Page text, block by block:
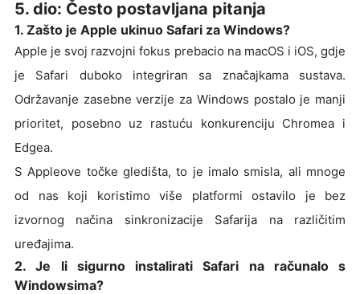
5. dio: Često postavljana pitanja
1. Zašto je Apple ukinuo Safari za Windows?
Apple je svoj razvojni fokus prebacio na macOS i iOS, gdje
je Safari duboko integriran sa značajkama sustava.
Održavanje zasebne verzije za Windows postalo je manji
prioritet, posebno uz rastuću konkurenciju Chromea i
Edgea.
S Appleove točke gledišta, to je imalo smisla, ali mnoge
od nas koji koristimo više platformi ostavilo je bez
izvornog načina sinkronizacije Safarija na različitim
uređajima.
2. Je li sigurno instalirati Safari na računalo s
Windowsima?